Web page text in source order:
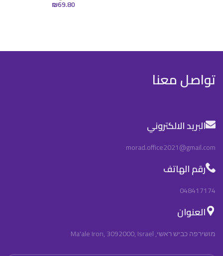
₪69.80
تواصل معنا
البريد الالكتروني
morad.office2021@gmail.com
رقم الهاتف
048417174
العنوان
מושירפה כביש ראשי, Ma'ale Iron, 3092000, Israel